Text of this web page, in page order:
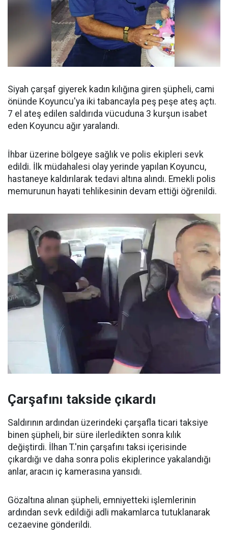
Siyah çarşaf giyerek kadın kılığına giren şüpheli, cami
önünde Koyuncu'ya iki tabancayla peş peşe ateş açtı.
7 el ateş edilen saldırıda vücuduna 3 kurşun isabet
eden Koyuncu ağır yaralandı.
İhbar üzerine bölgeye sağlık ve polis ekipleri sevk
edildi. İlk müdahalesi olay yerinde yapılan Koyuncu,
hastaneye kaldırılarak tedavi altına alındı. Emekli polis
memurunun hayati tehlikesinin devam ettiği öğrenildi.
Çarşafını takside çıkardı
Saldırının ardından üzerindeki çarşafla ticari taksiye
binen şüpheli, bir süre ilerledikten sonra kılık
değiştirdi. İlhan T.'nin çarşafını taksi içerisinde
çıkardığı ve daha sonra polis ekiplerince yakalandığı
anlar, aracın iç kamerasına yansıdı.
Gözaltına alınan şüpheli, emniyetteki işlemlerinin
ardından sevk edildiği adli makamlarca tutuklanarak
cezaevine gönderildi.